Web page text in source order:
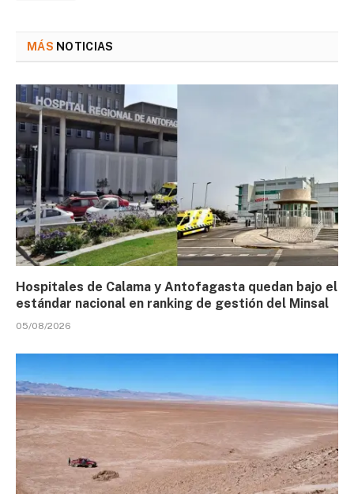
MÁS NOTICIAS
Hospitales de Calama y Antofagasta quedan bajo el
estándar nacional en ranking de gestión del Minsal
05/08/2026